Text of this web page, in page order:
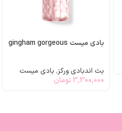
بادی میست gingham gorgeous
بث اندبادی ورکز, بادی میست
3,300,000 تومان